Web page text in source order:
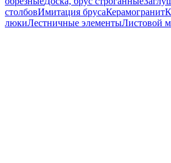
столбовИмитация брусаКерамогранит
люкиЛестничные элементыЛистовой